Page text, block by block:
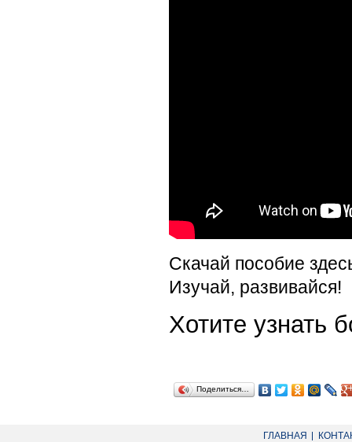
Скачай пособие
Изучай, развивайся!
Хотите
Поделиться…
ГЛАВНАЯ